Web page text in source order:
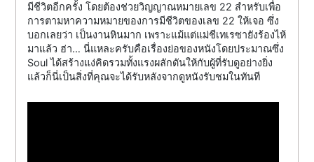
มีชีวิตอีกครั้ง โดยต้องช่วยวิญญาณหมายเลข 22 สำหรับเพื่อ
การตามหาความหมายของการมีชีวิตของเลข 22 ให้เจอ ซึ่ง
บอกเลยว่า เป็นงานหินมาก เพราะแม้แต่แม่ชีเทเรซายังร้องไห้
มาแล้ว ฮ่า… นี่แหละครับคือเรื่องย่อของหนังโดยประมาณซึ่ง
Soul ได้สร้างแง่คิดรวมทั้งแรงผลักดันให้กับผู้ที่รับดูอย่างยิ่ง
แล้วก็นี่เป็นสิ่งที่คุณจะได้รับหลังจากดูหนังรับชมในทันที